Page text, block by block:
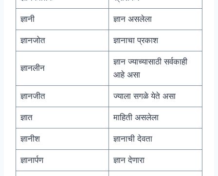
ज्ञानी ज्ञान असलेला
ज्ञानजोत ज्ञानाचा प्रकाश
ज्ञानलीन
ज्ञान ज्याच्यासाठी सर्वकाही
आहे असा
ज्ञानजीत ज्याला सगळे येते असा
ज्ञात माहिती असलेला
ज्ञानीश ज्ञानाची देवता
ज्ञानार्पण ज्ञान देणारा